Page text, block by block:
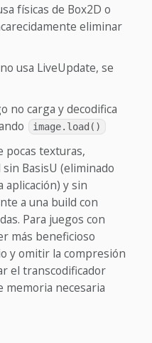
físicas de Box2D o
eliminar
usa LiveUpdate, se
no carga y decodifica
image.load()
pocas texturas,
BasisU (eliminado
aplicación) y sin
a una build con
Para juegos con
más beneficioso
y omitir la compresión
el transcodificador
memoria necesaria